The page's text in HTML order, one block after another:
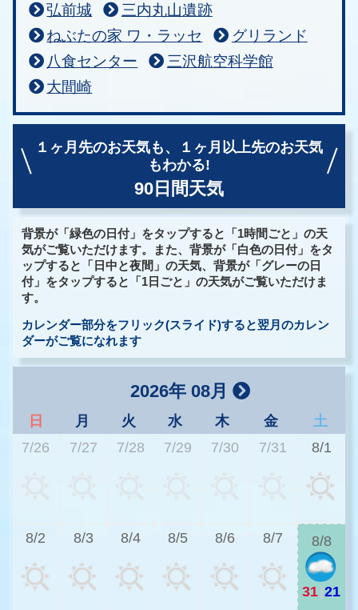
弘前城
三内丸山遺跡
ねぶたの家 ワ・ラッセ
グリランド
八食センター
三沢航空科学館
大間崎
１ヶ月先のお天気も、
１ヶ月以上先のお天気
もわかる!
90日間天気
背景が「緑色の日付」をタップすると「1時間ごと」の天
気がご覧いただけます。また、背景が「白色の日付」をタ
ップすると「日中と夜間」の天気、背景が「グレーの日
付」をタップすると「1日ごと」の天気がご覧いただけま
す。
カレンダー部分をフリック(スライド)すると翌月のカレン
ダーがご覧になれます
2026年 08月
日 月 火 水 木 金
土
7/26
7/27 7/28 7/29 7/30 7/31 8/1
8/2 8/3 8/4 8/5 8/6 8/7 8/8
31 21